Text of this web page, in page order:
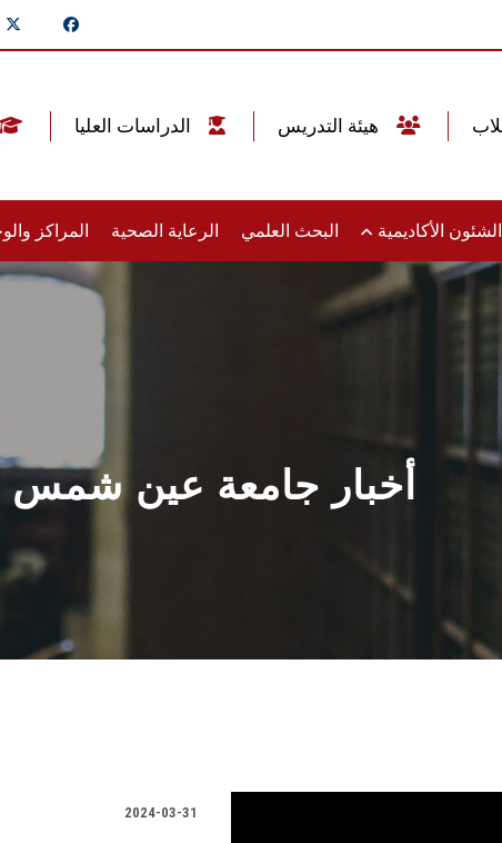
الشئون الأكاديمية البحث العلمي الرعاية الصحية المراكز
أخبار جامعة عين شمس
2024-03-31